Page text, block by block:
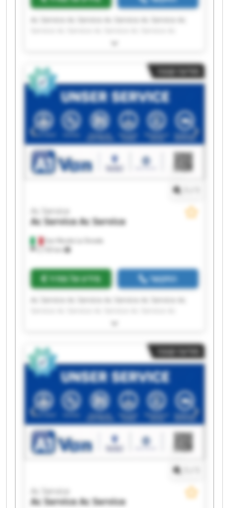
Ac Service Ac Service Ac Service Ac Service Ac
Service Ac Service Ac Service Ac Service Ac
Service Ac Service Ac Service Ac Service
מודעה קטנה
San Nicola La Strada
2,150 km
Ac Service
Ac ServiceAc Service
מידע על מחיר התקשר
Ac Service Ac Service Ac Service Ac Service Ac
Service Ac Service Ac Service Ac Service Ac
Service Ac Service Ac Service Ac Service
מודעה קטנה
Ac Service
Ac ServiceAc Service